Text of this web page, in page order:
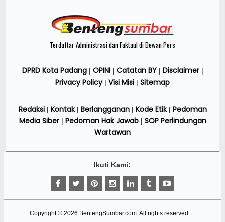
Terdaftar Administrasi dan Faktaul di Dewan Pers
DPRD Kota Padang| OPINI| Catatan BY| Disclaimer|
Privacy Policy| Visi Misi | Sitemap
Redaksi| Kontak| Berlangganan| Kode Etik| Pedoman
Media Siber| Pedoman Hak Jawab| SOP Perlindungan
Wartawan
Ikuti Kami:
Copyright ©2026 BentengSumbar.com. All rights reserved.